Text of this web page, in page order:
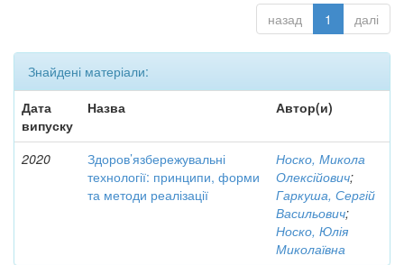
назад 1 далі
Знайдені матеріали:
Дата
випуску
Назва Автор(и)
2020
Здоров’язбережувальні
технології: принципи, форми
та методи реалізації
Носко, Микола
Олексійович;
Гаркуша, Сергій
Васильович;
Носко, Юлія
Миколаївна